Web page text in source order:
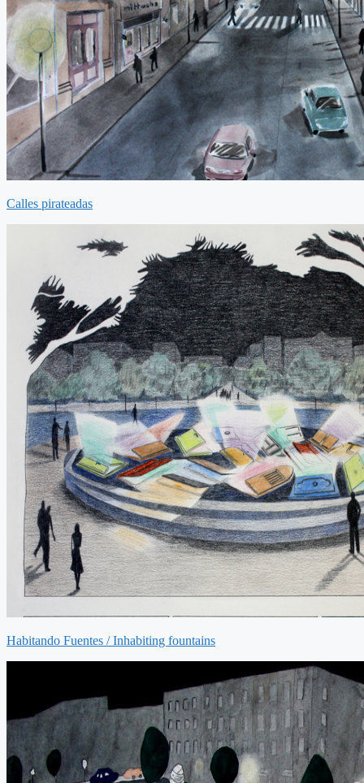
Calles pirateadas
Habitando Fuentes / Inhabiting fountains